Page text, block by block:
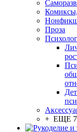
Проза
+ ЕЩЕ 7